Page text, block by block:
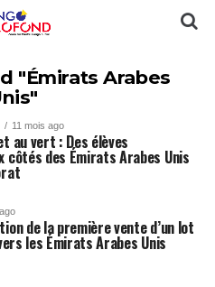
"Émirats Arabes
11 mois ago
au vert : Des élèves
côtés des Émirats Arabes Unis
de la première vente d’un lot
les Émirats Arabes Unis